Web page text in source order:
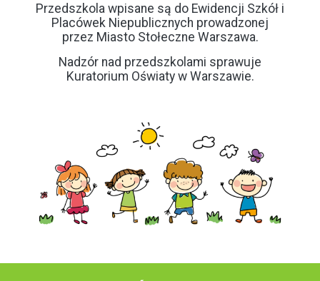
Przedszkola wpisane są do Ewidencji Szkół i
Placówek Niepublicznych prowadzonej
przez Miasto Stołeczne Warszawa.
Nadzór nad przedszkolami sprawuje
Kuratorium Oświaty w Warszawie.